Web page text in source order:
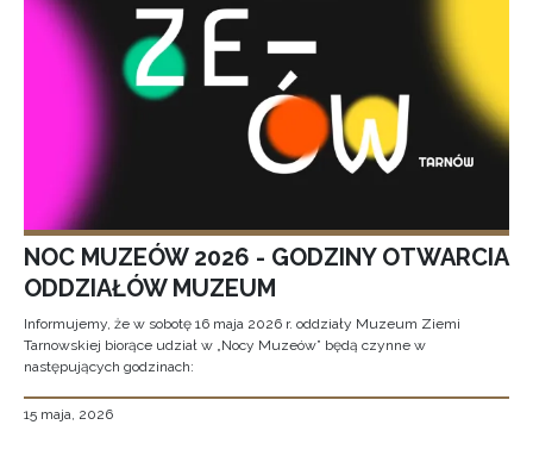
NOC MUZEÓW 2026 - GODZINY OTWARCIA
ODDZIAŁÓW MUZEUM
Informujemy, że w sobotę 16 maja 2026 r. oddziały Muzeum Ziemi
Tarnowskiej biorące udział w „Nocy Muzeów” będą czynne w
następujących godzinach:
15 maja, 2026